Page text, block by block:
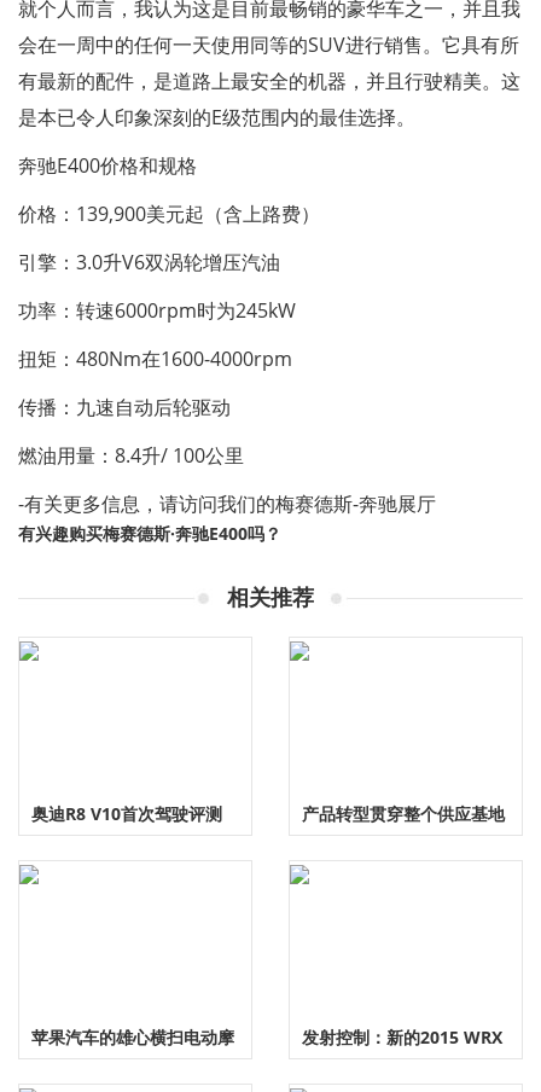
就个人而言，我认为这是目前最畅销的豪华车之一，并且我
会在一周中的任何一天使用同等的SUV进行销售。它具有所
有最新的配件，是道路上最安全的机器，并且行驶精美。这
是本已令人印象深刻的E级范围内的最佳选择。
奔驰E400价格和规格
价格：139,900美元起（含上路费）
引擎：3.0升V6双涡轮增压汽油
功率：转速6000rpm时为245kW
扭矩：480Nm在1600-4000rpm
传播：九速自动后轮驱动
燃油用量：8.4升/ 100公里
-有关更多信息，请访问我们的梅赛德斯-奔驰展厅
有兴趣购买梅赛德斯·奔驰E400吗？
相关推荐
奥迪R8 V10首次驾驶评测 产品转型贯穿整个供应基地
苹果汽车的雄心横扫电动摩
托车初创公司
发射控制：新的2015 WRX
STI是否会帮助Rally团队在